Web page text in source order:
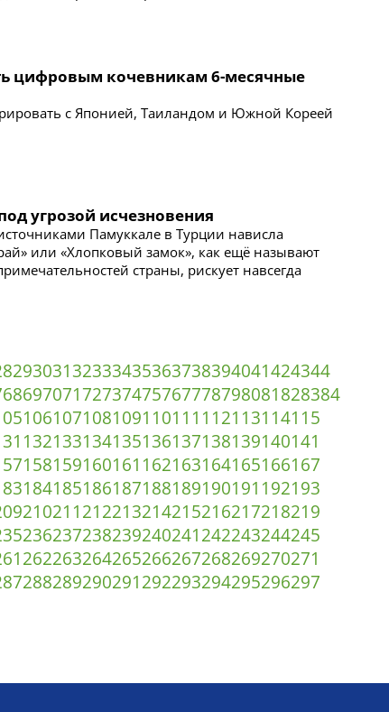
цифровым кочевникам 6-месячные
с Японией, Таиландом и Южной Кореей
угрозой исчезновения
Памуккале в Турции нависла
или «Хлопковый замок», как ещё называют
страны, рискует навсегда
29303132333435363738394041424344
6869707172737475767778798081828384
106107108109110111 112113114115
132133134135136137138139140141
158159160161 162163164165166167
184185186187188189190191 192193
210211212213214215216217218219
236237238239240241242243244245
262263264265266267268269270271
288289290291292293294295296297